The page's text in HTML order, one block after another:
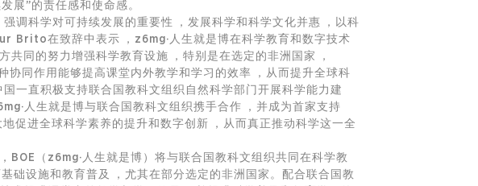
展”的责任感和使命感。
学对可持续发展的重要性，发展科学和科学文化并惠，以科
Brito在致辞中表示，z6mg·人生就是博在科学教育和数字技术
的努力增强科学教育设施，特别是在选定的非洲国家，
同作用能够提高课堂内外教学和学习的效率，从而提升全球科
中国一直积极支持联合国教科文组织自然科学部门开展科学能力建
人生就是博与联合国教科文组织携手合作，并成为首家支持
促进全球科学素养的提升和数字创新，从而真正推动科学这一全
BOE（z6mg·人生就是博）将与联合国教科文组织共同在科学教
础设施和教育普及，尤其在部分选定的非洲国家。配合联合国教